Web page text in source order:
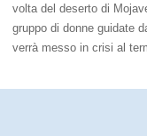
volta del deserto di
gruppo di donne guidate
verrà messo in crisi al